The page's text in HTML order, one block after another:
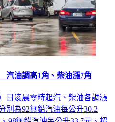
油調高1角、柴油漲7角
日凌晨零時起汽、柴油各調漲
別為92無鉛汽油每公升30.2